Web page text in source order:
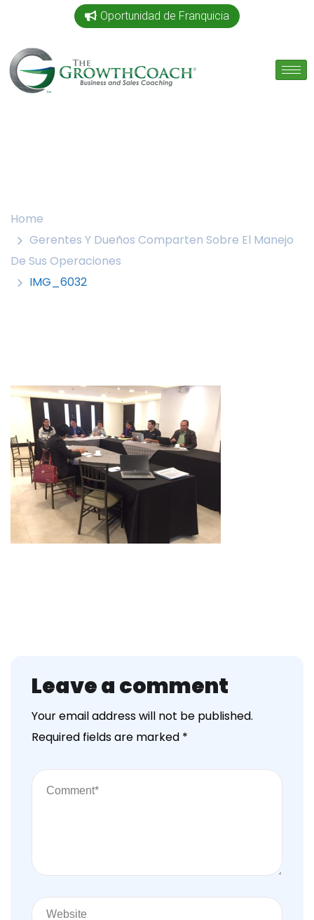
Oportunidad de Franquicia
Home
Gerentes Y Dueños Comparten Sobre El Manejo
De Sus Operaciones
IMG_6032
Leave a comment
Your email address will not be published.
Required fields are marked *